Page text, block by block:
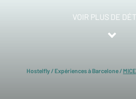
VOIR PLUS DE
Hostelfly/ Expériences à Barcelone/ MICE